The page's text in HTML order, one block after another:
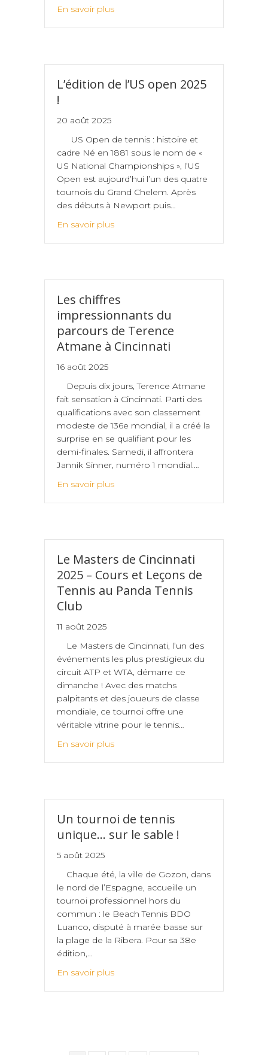
En savoir plus
L’édition de l’US open 2025
!
20 août 2025
US Open de tennis : histoire et
cadre Né en 1881 sous le nom de «
US National Championships », l’US
Open est aujourd’hui l’un des quatre
tournois du Grand Chelem. Après
des débuts à Newport puis…
En savoir plus
Les chiffres
impressionnants du
parcours de Terence
Atmane à Cincinnati
16 août 2025
Depuis dix jours, Terence Atmane
fait sensation à Cincinnati. Parti des
qualifications avec son classement
modeste de 136e mondial, il a créé la
surprise en se qualifiant pour les
demi-finales. Samedi, il affrontera
Jannik Sinner, numéro 1 mondial.…
En savoir plus
Le Masters de Cincinnati
2025 – Cours et Leçons de
Tennis au Panda Tennis
Club
11 août 2025
Le Masters de Cincinnati, l’un des
événements les plus prestigieux du
circuit ATP et WTA, démarre ce
dimanche ! Avec des matchs
palpitants et des joueurs de classe
mondiale, ce tournoi offre une
véritable vitrine pour le tennis…
En savoir plus
Un tournoi de tennis
unique… sur le sable !
5 août 2025
Chaque été, la ville de Gozon, dans
le nord de l’Espagne, accueille un
tournoi professionnel hors du
commun : le Beach Tennis BDO
Luanco, disputé à marée basse sur
la plage de la Ribera. Pour sa 38e
édition,…
En savoir plus